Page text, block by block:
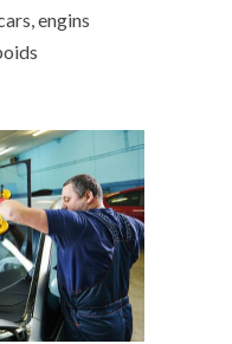
engins